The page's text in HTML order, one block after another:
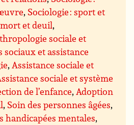
, Sociologie : sport et
et deuil,
sociale et
sociaux et assistance
,Assistance sociale et
sociale et système
de l’enfance,Adoption
, Soin des personnes âgées,
handicapées mentales,